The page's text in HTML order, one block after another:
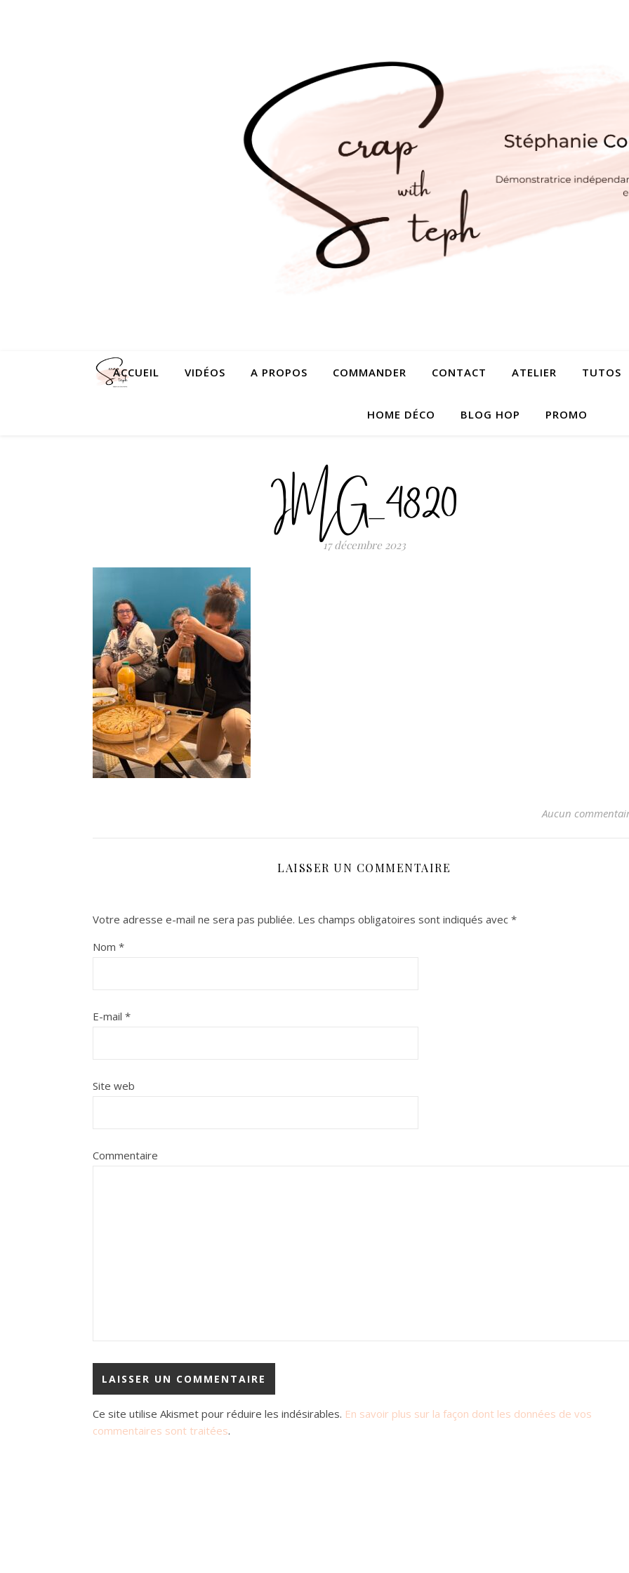
ACCUEIL VIDÉOS A PROPOS COMMANDER CONTACT ATELIER TUTOS
HOME DÉCO BLOG HOP PROMO
IMG_4820
17 décembre 2023
Aucun
LAISSER UN COMMENTAIRE
Votre adresse e-mail ne sera pas publiée. Les champs obligatoires sont indiqués avec *
Nom *
E-mail *
Site web
Commentaire
Ce site utilise Akismet pour réduire les indésirables. En savoir plus sur la façon dont les données de vos
commentaires sont traitées.